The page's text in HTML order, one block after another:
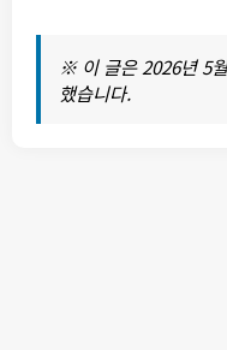
※ 이 글은 2026년 5
했습니다.